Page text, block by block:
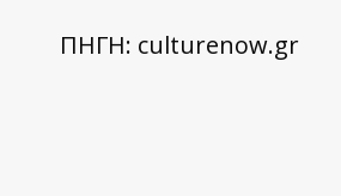
ΠΗΓΗ: culturenow.gr